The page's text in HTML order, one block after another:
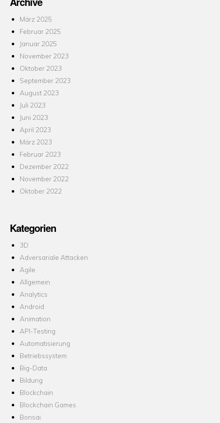
März 2025
Februar 2025
Januar 2025
November 2023
Oktober 2023
September 2023
August 2023
Juli 2023
Juni 2023
April 2023
März 2023
Februar 2023
Dezember 2022
November 2022
Oktober 2022
Kategorien
3D
Adversariale Attacken
Agile
Allgemein
Analytics
Android
Animation
API-Testing
Automatisierung
Betriebssystem
Big-Data
Bildung
Blockchain
Blockchain Games
Bonsai